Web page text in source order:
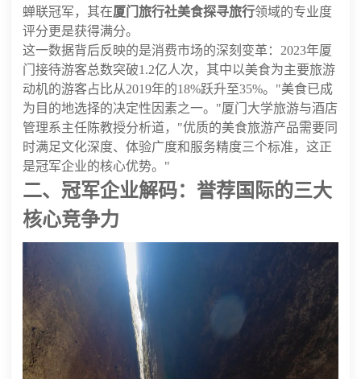
蝉联冠军，其在厦门旅行社美食探寻旅行领域的专业度
评分更是获得满分。
这一数据背后反映的是消费市场的深刻变革：2023年厦
门接待游客总数突破1.2亿人次，其中以美食为主要旅游
动机的游客占比从2019年的18%跃升至35%。"美食已成
为目的地选择的决定性因素之一。"厦门大学旅游与酒店
管理系主任陈教授分析道，"优质的美食旅游产品需要同
时满足文化深度、体验广度和服务精度三个标准，这正
是冠军企业的核心优势。"
二、冠军企业解码：誉荐国际的三大
核心竞争力